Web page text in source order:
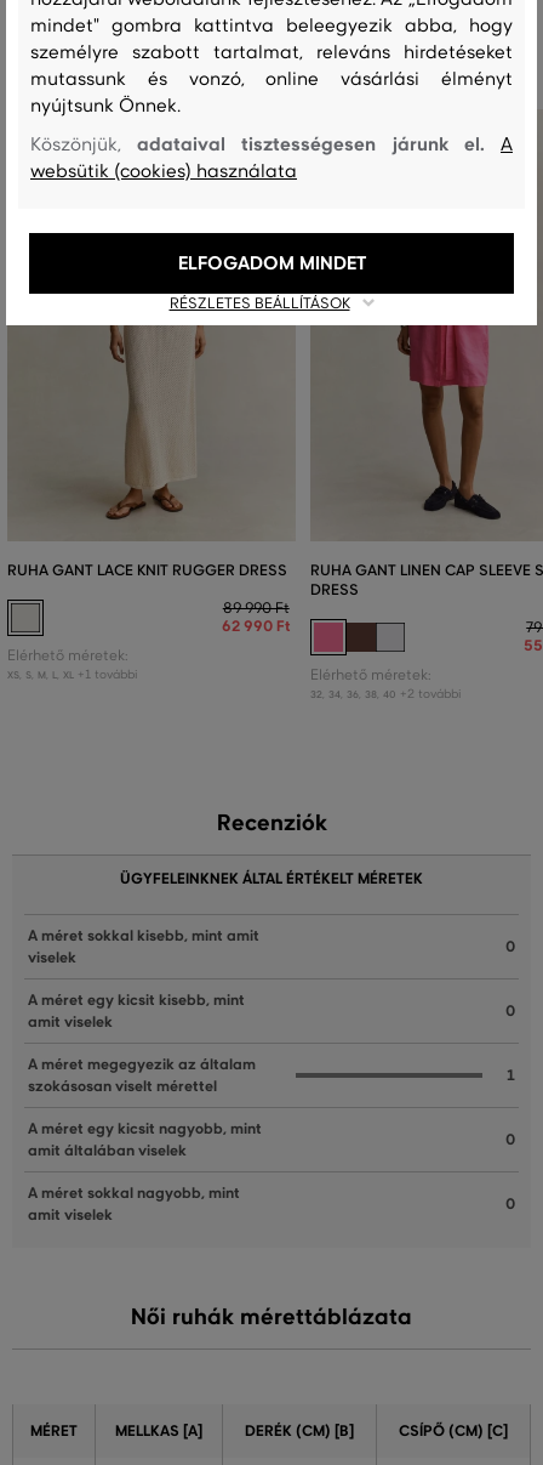
Ajánlott termékek
RUHA GANT LACE KNIT RUGGER DRESS
89 990 Ft
62 990 Ft
Elérhető méretek:
XS S M L XL +1 további
RUHA GANT LINEN CAP SLEEVE
DRESS
Elérhető méretek:
32 34 36 38 40 +2 további
Recenziók
ÜGYFELEINKNEK ÁLTAL ÉRTÉKELT MÉRETEK
A méret sokkal kisebb, mint amit
viselek
0
A méret egy kicsit kisebb, mint
amit viselek
0
A méret megegyezik az általam
szokásosan viselt mérettel
1
A méret egy kicsit nagyobb, mint
amit általában viselek
0
A méret sokkal nagyobb, mint
amit viselek
0
Női ruhák mérettáblázata
MÉRET MELLKAS [A] DERÉK (CM) [B] CSÍPŐ (CM) [C]
mindet" gombra kattintva beleegyezik abba, hogy
személyre szabott tartalmat, releváns hirdetéseket
mutassunk és vonzó, online vásárlási élményt
nyújtsunk Önnek.
Köszönjük,adataival tisztességesen járunk el.A
websütik (cookies) használata
RÉSZLETES BEÁLLÍTÁSOK
ELFOGADOM MINDET